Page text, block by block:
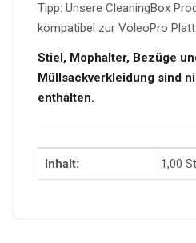
Tipp: Unsere CleaningBox
kompatibel zur VoleoPro
Stiel, Mophalter, Bezüge
Müllsackverkleidung sind
enthalten.
Inhalt: 1,00